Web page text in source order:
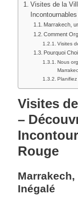
Visites de la
Marrakech,
Comment
Visites
Pourquoi
Nous
Planifiez
Visites
–
Rouge
Inégalé